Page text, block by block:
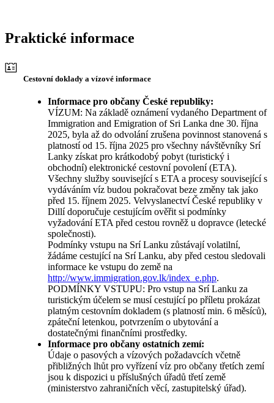
Praktické informace
Cestovní doklady a vízové informace
Informace pro občany České republiky:
VÍZUM: Na základě oznámení vydaného Department of
Immigration and Emigration of Sri Lanka dne 30. října
2025, byla až do odvolání zrušena povinnost stanovená s
platností od 15. října 2025 pro všechny návštěvníky Srí
Lanky získat pro krátkodobý pobyt (turistický i
obchodní) elektronické cestovní povolení (ETA).
Všechny služby související s ETA a procesy související s
vydáváním víz budou pokračovat beze změny tak jako
před 15. říjnem 2025. Velvyslanectví České republiky v
Dillí doporučuje cestujícím ověřit si podmínky
vyžadování ETA před cestou rovněž u dopravce (letecké
společnosti).
Podmínky vstupu na Srí Lanku zůstávají volatilní,
žádáme cestující na Srí Lanku, aby před cestou sledovali
informace ke vstupu do země na
http://www.immigration.gov.lk/index_e.php.
PODMÍNKY VSTUPU: Pro vstup na Srí Lanku za
turistickým účelem se musí cestující po příletu prokázat
platným cestovním dokladem (s platností min. 6 měsíců),
zpáteční letenkou, potvrzením o ubytování a
dostatečnými finančními prostředky.
Informace pro občany ostatních zemí:
Údaje o pasových a vízových požadavcích včetně
přibližných lhůt pro vyřízení víz pro občany třetích zemí
jsou k dispozici u příslušných úřadů třetí země
(ministerstvo zahraničních věcí, zastupitelský úřad).